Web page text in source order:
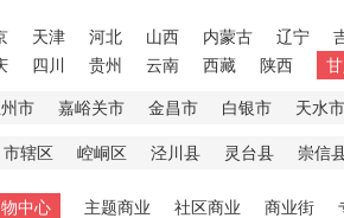
天津 河北 山西 内蒙古 辽宁
四川 贵州 云南 西藏 陕西
市 嘉峪关市 金昌市 白银市 天水市
市辖区 崆峒区 泾川县 灵台县 崇信
中心 主题商业 社区商业 商业街